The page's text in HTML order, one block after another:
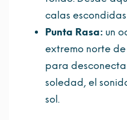
calas
Punta Rasa: un
extremo norte
para
soledad, el
sol.